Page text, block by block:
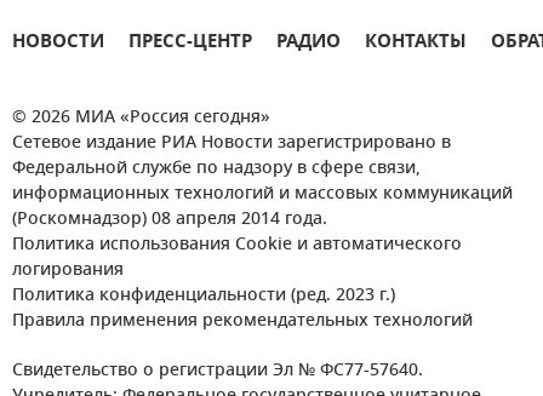
НОВОСТИ ПРЕСС-ЦЕНТР РАДИО КОНТАКТЫ
© 2026 МИА «Россия сегодня»
Сетевое издание РИА Новости зарегистрировано в
Федеральной службе по надзору в сфере связи,
информационных технологий и массовых коммуникаций
(Роскомнадзор) 08 апреля 2014 года.
Политика использования Cookie и автоматического
логирования
Политика конфиденциальности (ред. 2023 г.)
Правила применения рекомендательных технологий
Свидетельство о регистрации Эл № ФС77-57640.